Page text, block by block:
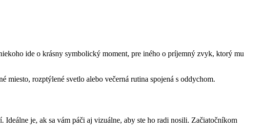
ide o krásny symbolický moment, pre iného o príjemný zvyk, ktorý mu
rozptýlené svetlo alebo večerná rutina spojená s oddychom.
je, ak sa vám páči aj vizuálne, aby ste ho radi nosili. Začiatočníkom